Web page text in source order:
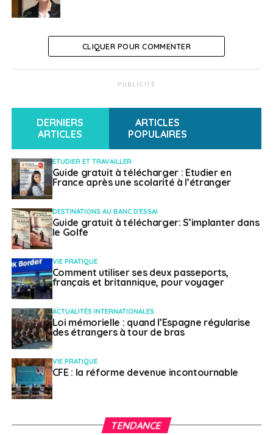
Charline Bello
CLIQUER POUR COMMENTER
PUBLICITÉ
DERNIERS
ARTICLES
ARTICLES
POPULAIRES
ETUDIER ET TRAVAILLER
Guide gratuit à télécharger : Etudier en
France après une scolarité à l’étranger
DESTINATIONS AU BANC D'ESSAI
Guide gratuit à télécharger: S’implanter dans
le Golfe
VIE PRATIQUE
Comment utiliser ses deux passeports,
français et britannique, pour voyager
ACTUALITÉS INTERNATIONALES
Loi mémorielle : quand l’Espagne régularise
des étrangers à tour de bras
VIE PRATIQUE
CFE : la réforme devenue incontournable
TENDANCE